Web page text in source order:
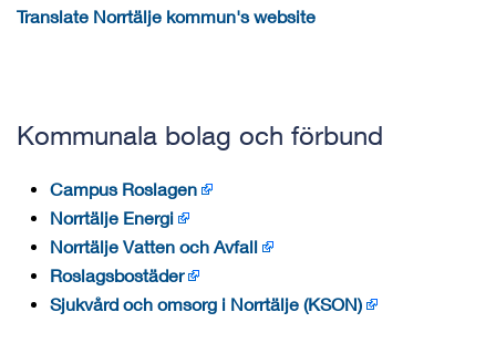
Translate Norrtälje kommun's website
Kommunala bolag och förbund
Campus Roslagen
Norrtälje Energi
Norrtälje Vatten och Avfall
Roslagsbostäder
Sjukvård och omsorg i Norrtälje (KSON)